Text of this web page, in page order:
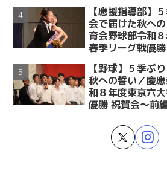
【應援指導部】
会で届けた秋へ
育会野球部令和
春季リーグ戦優
【野球】５季ぶ
秋への誓い／慶
和８年度東京六
優勝 祝賀会～前